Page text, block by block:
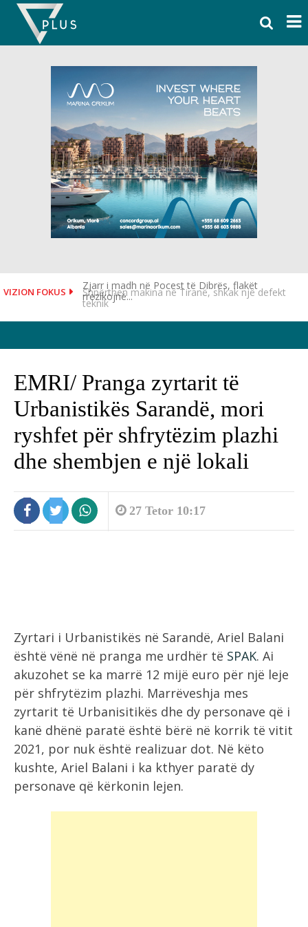
Skip
content
VIZION FOKUS
Shpërthen makina në Tiranë, shkak një defekt
teknik
EMRI/ Pranga zyrtarit të
Urbanistikës Sarandë, mori
ryshfet për shfrytëzim plazhi
dhe shembjen e një lokali
27 Tetor 10:17
Zyrtari i Urbanistikës në Sarandë, Ariel Balani
është vënë në pranga me urdhër të SPAK. Ai
akuzohet se ka marrë 12 mijë euro për një leje
për shfrytëzim plazhi. Marrëveshja mes
zyrtarit të Urbanisitikës dhe dy personave që i
kanë dhënë paratë është bërë në korrik të vitit
2021, por nuk është realizuar dot. Në këto
kushte, Ariel Balani i ka kthyer paratë dy
personave që kërkonin lejen.